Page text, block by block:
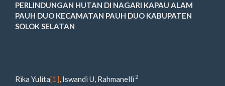
PERLINDUNGAN HUTAN DI NAGARI KAPAU ALAM
PAUH DUO KECAMATAN PAUH DUO KABUPATEN
SOLOK SELATAN
Rika Yulita[1], Iswandi U, Rahmanelli 2